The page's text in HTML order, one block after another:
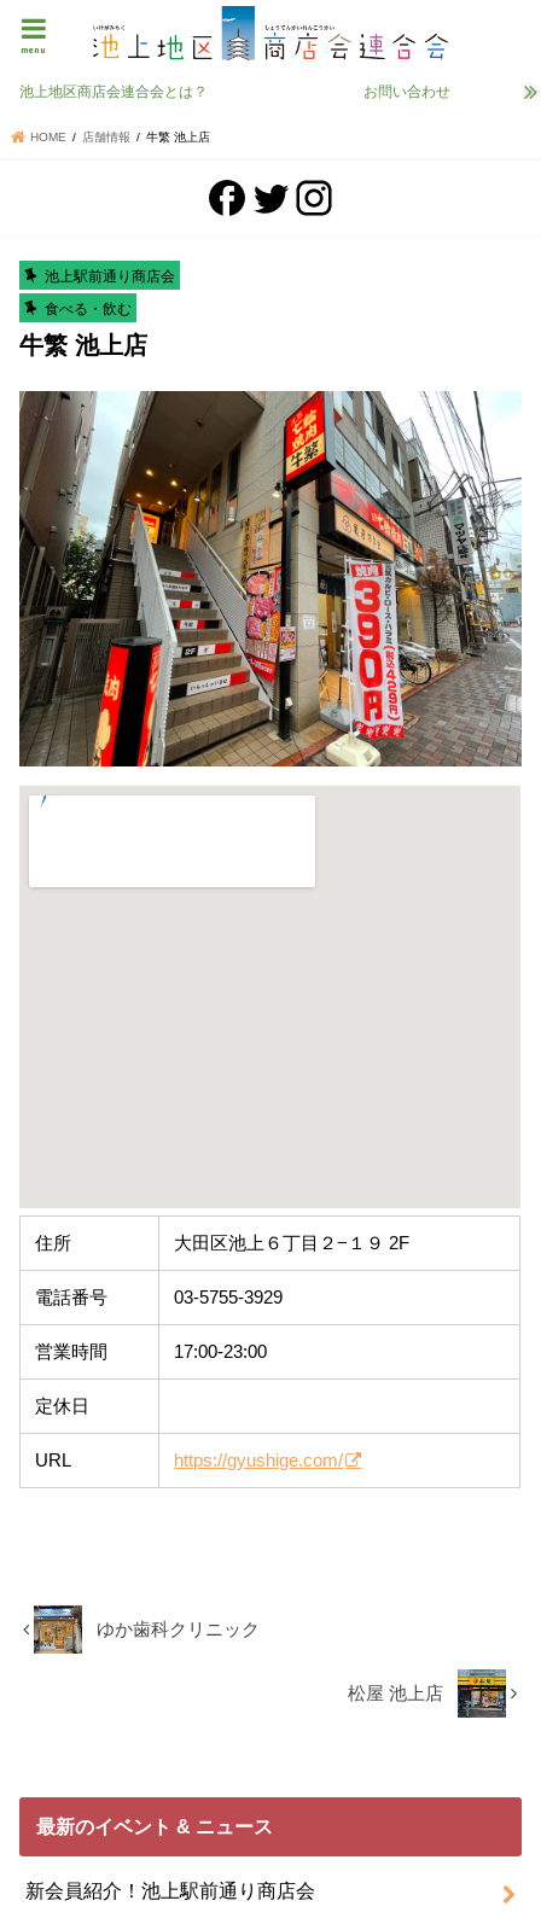
menu
池上地区商店会連合会とは？ お問い合わせ
HOME 店舗情報 牛繁 池上店
池上駅前通り商店会
食べる・飲む
牛繁 池上店
住所 大田区池上６丁目２−１９ 2F
電話番号 03-5755-3929
営業時間 17:00-23:00
定休日
URL https://gyushige.com/
ゆか歯科クリニック
松屋 池上店
最新のイベント & ニュース
新会員紹介！池上駅前通り商店会